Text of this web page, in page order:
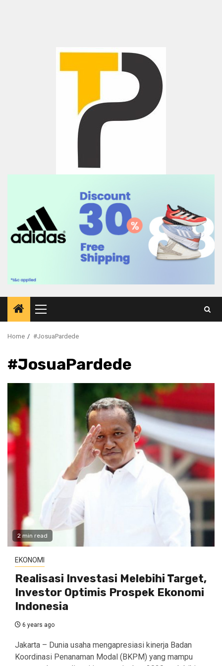
Primary
Menu
Home #JosuaPardede
#JosuaPardede
2 min read
EKONOMI
Realisasi Investasi Melebihi Target,
Investor Optimis Prospek Ekonomi
Indonesia
6 years ago
Jakarta – Dunia usaha mengapresiasi kinerja Badan
Koordinasi Penanaman Modal (BKPM) yang mampu